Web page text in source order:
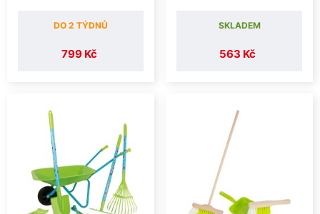
799 Kč
DO 2 TÝDNŮ
563 Kč
SKLADEM